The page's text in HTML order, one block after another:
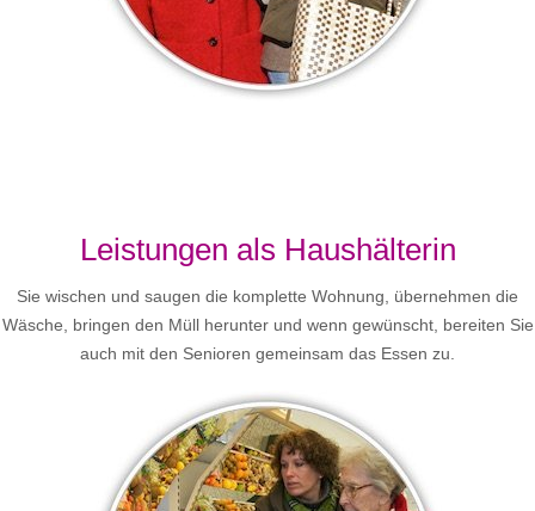
Leistungen als Haushälterin
Sie wischen und saugen die komplette Wohnung, übernehmen die
Wäsche, bringen den Müll herunter und wenn gewünscht, bereiten Sie
auch mit den Senioren gemeinsam das Essen zu.